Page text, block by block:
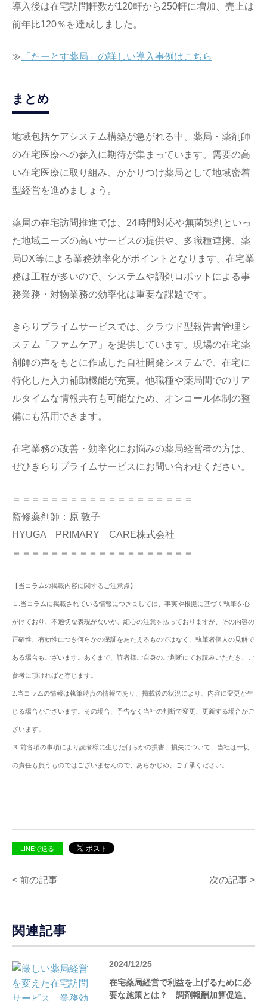
導入後は在宅訪問軒数が120軒から250軒に増加、売上は
前年比120％を達成しました。
≫ 「たーとす薬局」の詳しい導入事例はこちら
まとめ
地域包括ケアシステム構築が急がれる中、薬局・薬剤師
の在宅医療への参入に期待が集まっています。需要の高
い在宅医療に取り組み、かかりつけ薬局として地域密着
型経営を進めましょう。
薬局の在宅訪問推進では、24時間対応や無菌製剤といっ
た地域ニーズの高いサービスの提供や、多職種連携、薬
局DX等による業務効率化がポイントとなります。在宅業
務は工程が多いので、システムや調剤ロボットによる事
務業務・対物業務の効率化は重要な課題です。
きらりプライムサービスでは、クラウド型報告書管理シ
ステム「ファムケア」を提供しています。現場の在宅薬
剤師の声をもとに作成した自社開発システムで、在宅に
特化した入力補助機能が充実。他職種や薬局間でのリア
ルタイムな情報共有も可能なため、オンコール体制の整
備にも活用できます。
在宅業務の改善・効率化にお悩みの薬局経営者の方は、
ぜひきらりプライムサービスにお問い合わせください。
＝＝＝＝＝＝＝＝＝＝＝＝＝＝＝＝＝＝＝
監修薬剤師：原 敦子
HYUGA PRIMARY CARE株式会社
＝＝＝＝＝＝＝＝＝＝＝＝＝＝＝＝＝＝＝
【当コラムの掲載内容に関するご注意点】
１.当コラムに掲載されている情報につきましては、事実や根拠に基づく執筆を心
がけており、不適切な表現がないか、細心の注意を払っておりますが、その内容の
正確性、有効性につき何らかの保証をあたえるものではなく、執筆者個人の見解で
ある場合もございます。あくまで、読者様ご自身のご判断にてお読みいただき、ご
参考に頂ければと存じます。
2.当コラムの情報は執筆時点の情報であり、掲載後の状況により、内容に変更が生
じる場合がございます。その場合、予告なく当社の判断で変更、更新する場合がご
ざいます。
３.前各項の事項により読者様に生じた何らかの損害、損失について、当社は一切
の責任も負うものではございませんので、あらかじめ、ご了承ください。
LINEで送る
< 前の記事 次の記事 >
関連記事
2024/12/25
在宅薬局経営で利益を上げるために必
要な施策とは？ 調剤報酬加算促進、